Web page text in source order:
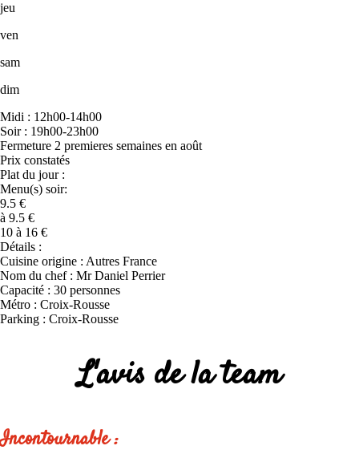
jeu
ven
sam
dim
Midi : 12h00-14h00
Soir : 19h00-23h00
Fermeture 2 premieres semaines en août
Prix constatés
Plat du jour :
Menu(s) soir:
9.5 €
à 9.5 €
10 à 16 €
Détails :
Cuisine origine : Autres France
Nom du chef : Mr Daniel Perrier
Capacité : 30 personnes
Métro : Croix-Rousse
Parking : Croix-Rousse
L'avis de la team
Incontournable :